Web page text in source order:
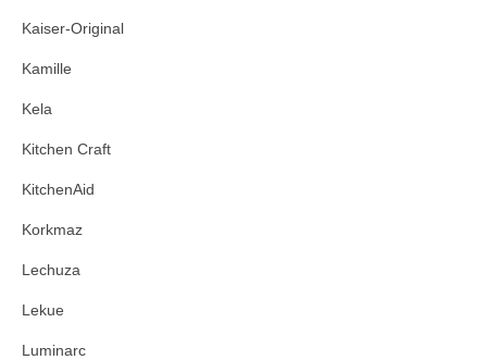
Kaiser-Original
Kamille
Kela
Kitchen Craft
KitchenAid
Korkmaz
Lechuza
Lekue
Luminarc